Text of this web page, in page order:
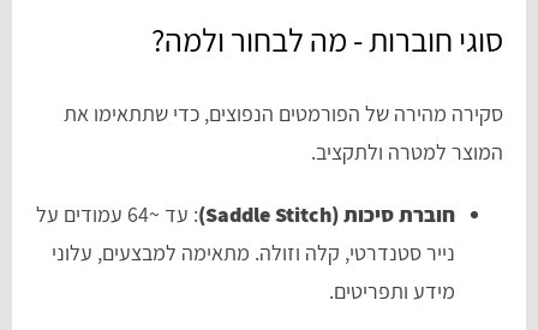
סוגי חוברות - מה לבחור ולמה?
סקירה מהירה של הפורמטים הנפוצים, כדי שתתאימו את
המוצר למטרה ולתקציב.
חוברת סיכות (Saddle Stitch)
: עד ~64 עמודים על
נייר סטנדרטי, קלה וזולה. מתאימה למבצעים, עלוני
מידע ותפריטים.